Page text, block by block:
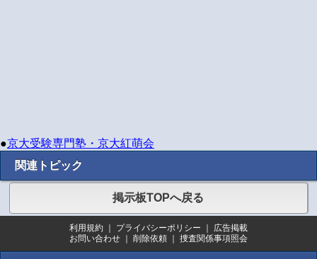
●京大受験専門塾・京大紅萌会
関連トピック
掲示板TOPへ戻る
利用規約 ｜ プライバシーポリシー ｜ 広告掲載
お問い合わせ ｜ 削除依頼 ｜ 捜査関係事項照会